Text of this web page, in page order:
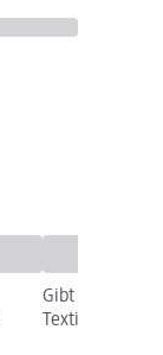
Gibt es nichts
Textilien